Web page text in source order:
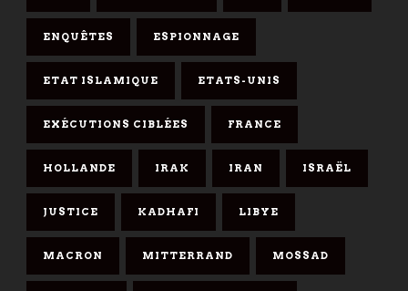
ENQUÊTES ESPIONNAGE
ETAT ISLAMIQUE ETATS-UNIS
EXÉCUTIONS CIBLÉES FRANCE
HOLLANDE IRAK IRAN ISRAËL
JUSTICE KADHAFI LIBYE
MACRON MITTERRAND MOSSAD